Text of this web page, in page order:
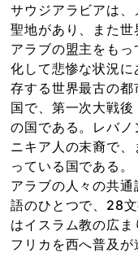
サウジアラビアは
聖地があり、また世
アラブの盟主をも
化して悲惨な状況
存する世界最古の
国で、第一次大戦
の国である。レバ
ニキア人の末裔で
っている国である。
アラブの人々の共
語のひとつで、28
はイスラム教の広
フリカを西へ普及が